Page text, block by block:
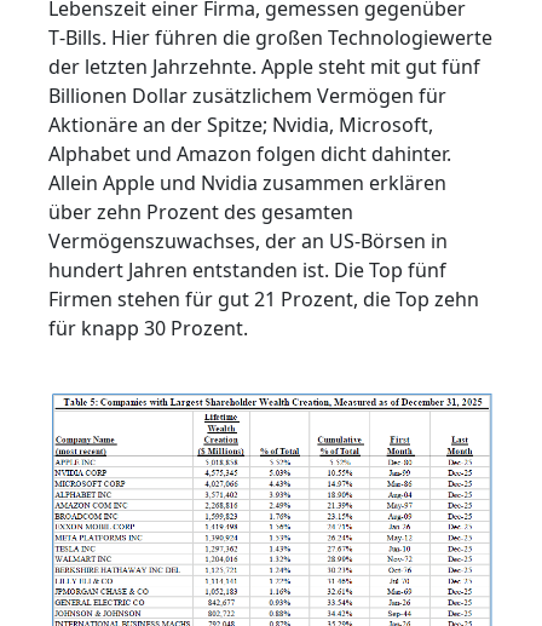
Lebenszeit einer Firma, gemessen gegenüber
T‑Bills. Hier führen die großen Technologiewerte
der letzten Jahrzehnte. Apple steht mit gut fünf
Billionen Dollar zusätzlichem Vermögen für
Aktionäre an der Spitze; Nvidia, Microsoft,
Alphabet und Amazon folgen dicht dahinter.
Allein Apple und Nvidia zusammen erklären
über zehn Prozent des gesamten
Vermögenszuwachses, der an US‑Börsen in
hundert Jahren entstanden ist. Die Top fünf
Firmen stehen für gut 21 Prozent, die Top zehn
für knapp 30 Prozent.